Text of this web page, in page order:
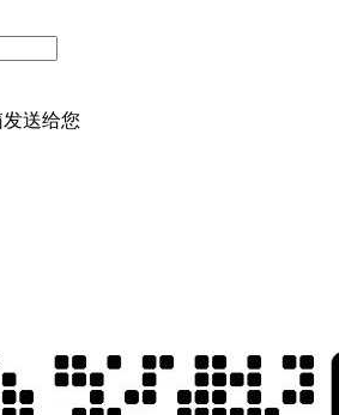
送给您